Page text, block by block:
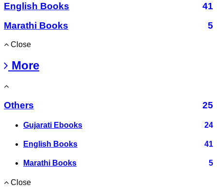
English Books
41
Marathi Books
5
Close
More
Others 25
Gujarati Ebooks 24
English Books 41
Marathi Books 5
Close